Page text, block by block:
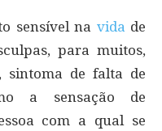
sensível na vida de
para muitos,
sintoma de falta de
a sensação de
com a qual se